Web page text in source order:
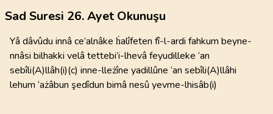
Sad Suresi 26. Ayet Okunuşu
Yâ dâvûdu innâ ce’alnâke ḣalîfeten fî-l-ardi fahkum beyne-
nnâsi bilhakki velâ tettebi’i-lhevâ feyudilleke ‘an
sebîli(A)llâh(i)(c) inne-lleżîne yadillûne ‘an sebîli(A)llâhi
lehum ‘ażâbun şedîdun bimâ nesû yevme-lhisâb(i)